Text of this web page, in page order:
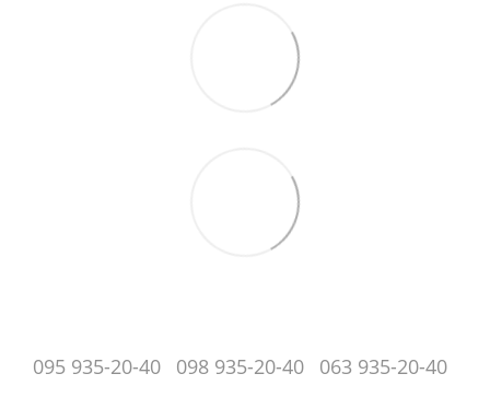
095 935-20-40 098 935-20-40 063 935-20-40